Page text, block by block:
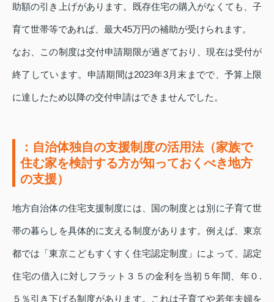
助額の引き上げがあります。既存住宅の購入がなくても、子
育て世帯等であれば、最大45万円の補助が受けられます。
なお、この制度は交付申請期限が過ぎており、現在は受付が
終了しています。申請期間は2023年3月末までで、予算上限
に達したため以降の交付申請はできませんでした。
：自治体独自の支援制度の活用法（家族で
住む家を検討する方が知っておくべき地方
の支援）
地方自治体の住宅支援制度には、国の制度とは別に子育て世
帯の暮らしを具体的に支える制度があります。例えば、東京
都では「東京こどもすくすく住宅認定制度」によって、認定
住宅の借入に対しフラット３５の金利を当初５年間、年０.
５％引き下げる制度があります。これは子育てや若年夫婦を